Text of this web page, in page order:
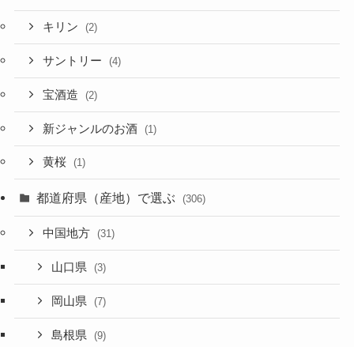
キリン (2)
サントリー (4)
宝酒造 (2)
新ジャンルのお酒 (1)
黄桜 (1)
都道府県（産地）で選ぶ (306)
中国地方 (31)
山口県 (3)
岡山県 (7)
島根県 (9)